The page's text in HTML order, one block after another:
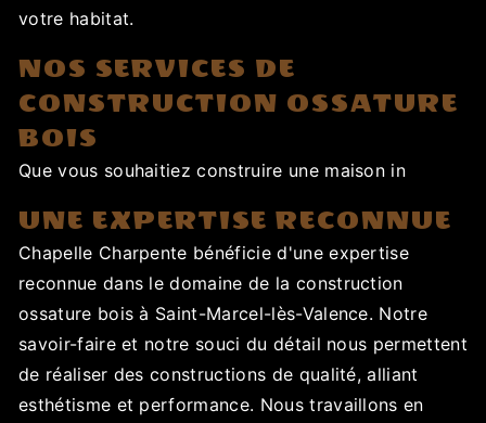
votre habitat.
NOS SERVICES DE
CONSTRUCTION OSSATURE
BOIS
Que vous souhaitiez construire une maison in
UNE EXPERTISE RECONNUE
Chapelle Charpente bénéficie d'une expertise
reconnue dans le domaine de la construction
ossature bois à Saint-Marcel-lès-Valence. Notre
savoir-faire et notre souci du détail nous permettent
de réaliser des constructions de qualité, alliant
esthétisme et performance. Nous travaillons en